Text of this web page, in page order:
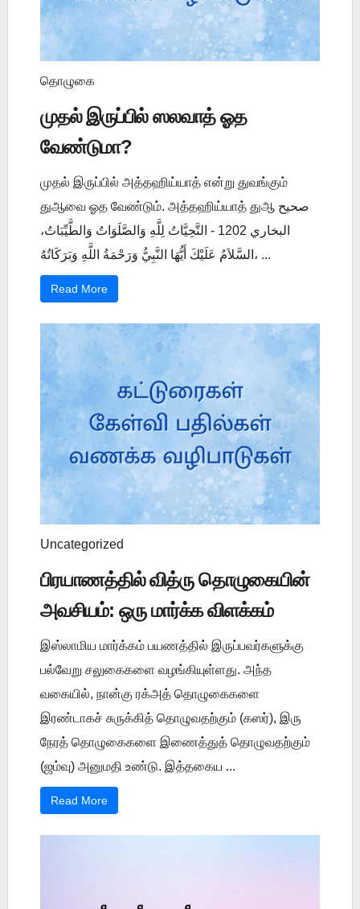
தொழுகை
முதல் இருப்பில் ஸலவாத் ஓத
வேண்டுமா?
முதல் இருப்பில் அத்தஹிய்யாத் என்று துவங்கும்
துஆவை ஓத வேண்டும். அத்தஹிய்யாத் துஆ صحيح
البخاري 1202 - التَّحِيَّاتُ لِلَّهِ وَالصَّلَوَاتُ وَالطَّيِّبَاتُ،
السَّلاَمُ عَلَيْكَ أَيُّهَا النَّبِيُّ وَرَحْمَةُ اللَّهِ وَبَرَكَاتُهُ، ...
Read More
Uncategorized
பிரயாணத்தில் வித்ரு தொழுகையின்
அவசியம்: ஒரு மார்க்க விளக்கம்
இஸ்லாமிய மார்க்கம் பயணத்தில் இருப்பவர்களுக்கு
பல்வேறு சலுகைகளை வழங்கியுள்ளது. அந்த
வகையில், நான்கு ரக்அத் தொழுகைகளை
இரண்டாகச் சுருக்கித் தொழுவதற்கும் (கஸர்), இரு
நேரத் தொழுகைகளை இணைத்துத் தொழுவதற்கும்
(ஜம்வு) அனுமதி உண்டு. இத்தகைய ...
Read More